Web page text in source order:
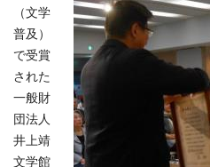
（文学
普及）
で受賞
された
一般財
団法人
井上靖
文学館